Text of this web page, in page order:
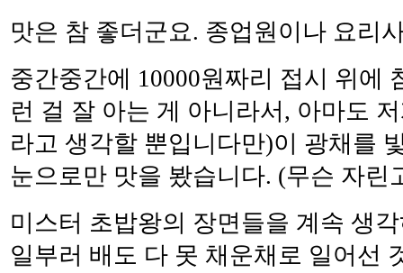
맛은 참 좋더군요. 종업원이나 요리
중간중간에 10000원짜리 접시 위에
런 걸 잘 아는 게 아니라서, 아마도
라고 생각할 뿐입니다만)이 광채를
눈으로만 맛을 봤습니다. (무슨 자린
미스터 초밥왕의 장면들을 계속 생
일부러 배도 다 못 채운채로 일어선